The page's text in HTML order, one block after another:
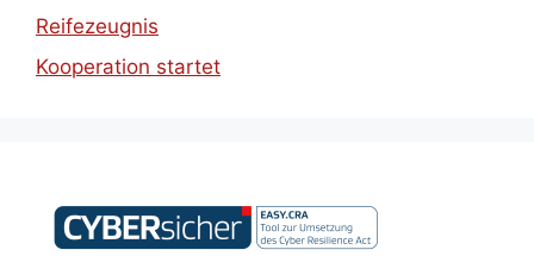
Reifezeugnis
Kooperation startet